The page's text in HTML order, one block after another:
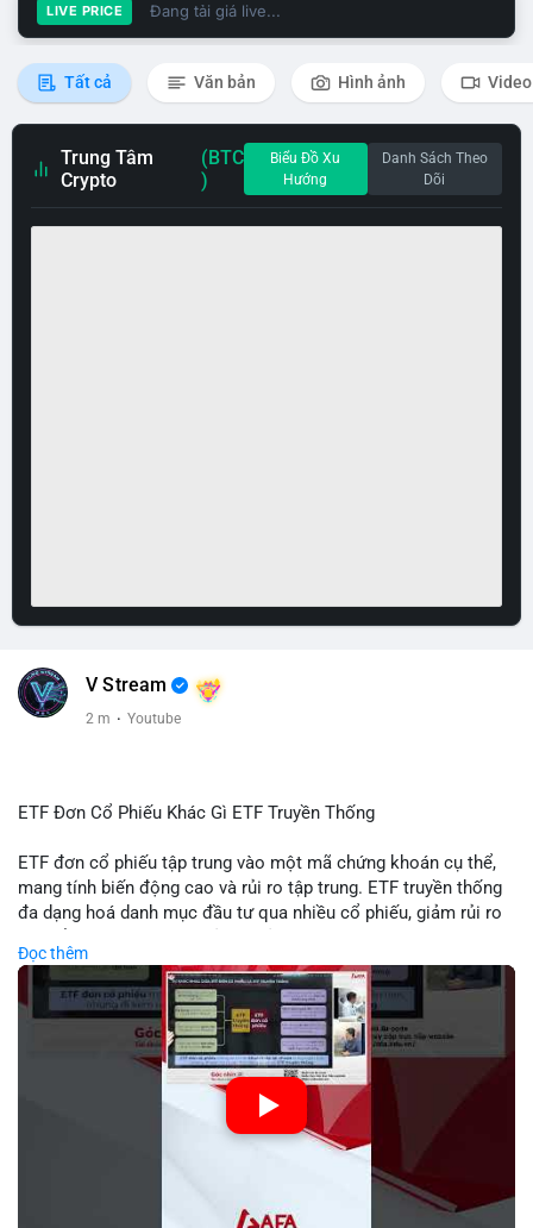
LIVE PRICE Đang tải giá live...
Tất cả Văn bản Hình ảnh Video
Trung Tâm
Crypto
(BTC
)
Biểu Đồ Xu
Hướng
Danh Sách Theo
Dõi
V Stream
2 m · Youtube
ETF Đơn Cổ Phiếu Khác Gì ETF Truyền Thống
ETF đơn cổ phiếu tập trung vào một mã chứng khoán cụ thể,
mang tính biến động cao và rủi ro tập trung. ETF truyền thống
đa dạng hoá danh mục đầu tư qua nhiều cổ phiếu, giảm rủi ro
sản và mức độ tiếp xúc với thị trường.
🎥 Xem video trực tiếp tại:
Nguồn: Tài chính & Kinh doanh
Đọc thêm